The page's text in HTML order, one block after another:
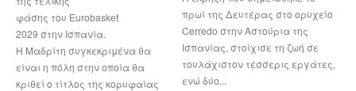
φάσης του Eurobasket
2029 στην Ισπανία.
Η Μαδρίτη συγκεκριμένα θα
είναι η πόλη στην οποία θα
κριθεί ο τίτλος της κορυφαίας
πρωί της Δευτέρας στο ορυχείο
Cerredo στην Αστούρια της
Ισπανίας, στοίχισε τη ζωή σε
τουλάχιστον τέσσερις εργάτες,
ενώ δύο...